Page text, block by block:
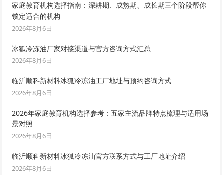
家庭教育机构选择指南：深耕期、成熟期、成长期三个阶段帮你
锁定适合的机构
2026年8月6日
冰狐冷冻油厂家对接渠道与官方咨询方式汇总
2026年8月6日
临沂顺科新材料冰狐冷冻油工厂地址与预约咨询方式
2026年8月6日
2026年家庭教育机构选择参考：五家主流品牌特点梳理与适用场
景对照
2026年8月6日
临沂顺科新材料冰狐冷冻油官方联系方式与工厂地址介绍
2026年8月6日